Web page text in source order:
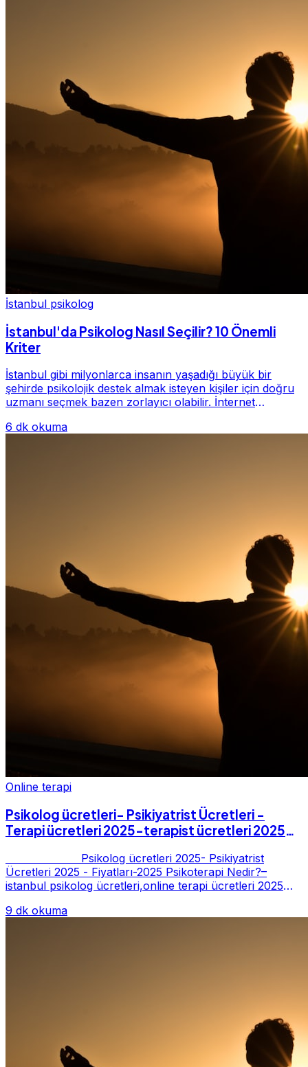
İstanbul psikolog
İstanbul'da Psikolog Nasıl Seçilir? 10 Önemli
Kriter
İstanbul gibi milyonlarca insanın yaşadığı büyük bir
şehirde psikolojik destek almak isteyen kişiler için doğru
uzmanı seçmek bazen zorlayıcı olabilir. İnternet
6 dk okuma
Online terapi
Psikolog ücretleri- Psikiyatrist Ücretleri -
Terapi ücretleri 2025-terapist ücretleri 2025-
Psikolog ücretleri 2025- Psikiyatrist
Ücretleri 2025 - Fiyatları-2025 Psikoterapi Nedir?–
istanbul psikolog ücretleri,online terapi ücretleri 2025
9 dk okuma